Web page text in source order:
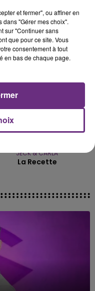
TRAVIS
Sing
JECK & CARLA
La Recette
et fermer", ou affiner en
"Gérer mes choix".
sur "Continuer sans
que pour ce site. Vous
consentement à tout
en bas de chaque page.